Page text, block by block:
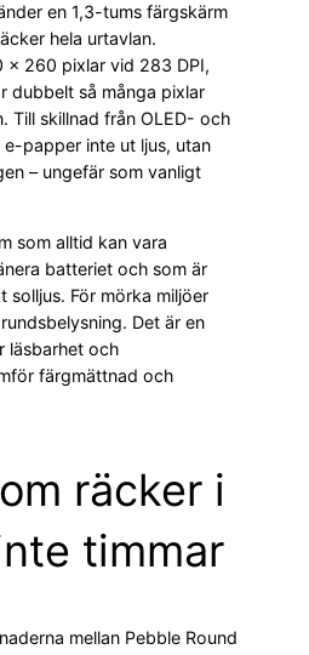
en 1,3-tums färgskärm
hela urtavlan.
× 260 pixlar vid 283 DPI,
dubbelt så många pixlar
Till skillnad från OLED- och
e-papper inte ut ljus, utan
– ungefär som vanligt
som alltid kan vara
batteriet och som är
solljus. För mörka miljöer
Det är en
läsbarhet och
färgmättnad och
räcker i
timmar
mellan Pebble Round